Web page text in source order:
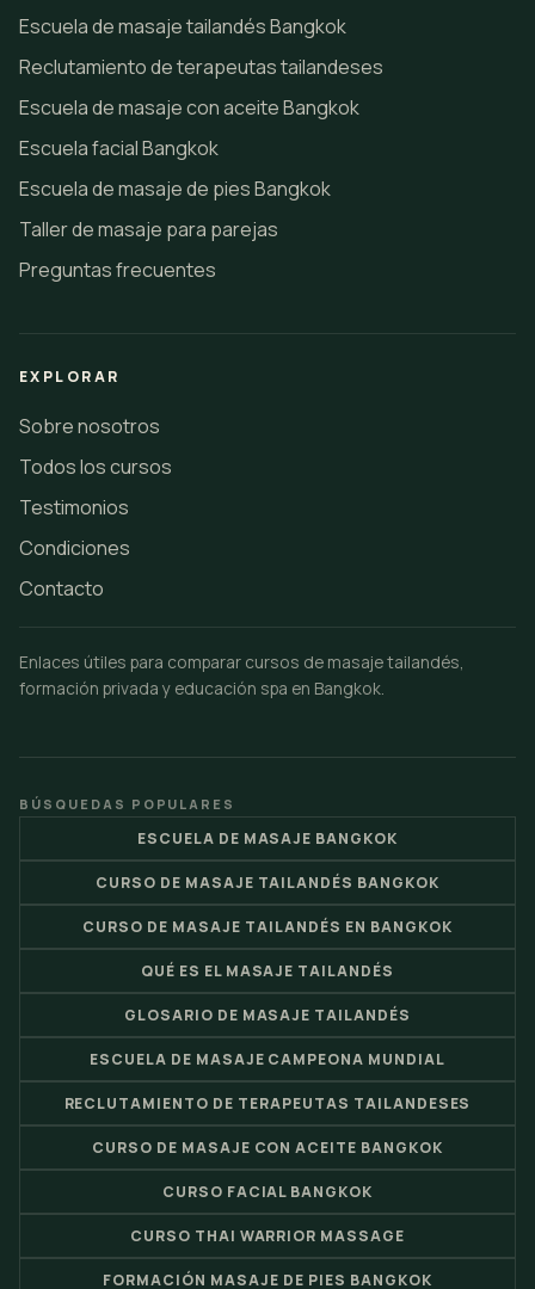
Escuela de masaje tailandés Bangkok
Reclutamiento de terapeutas tailandeses
Escuela de masaje con aceite Bangkok
Escuela facial Bangkok
Escuela de masaje de pies Bangkok
Taller de masaje para parejas
Preguntas frecuentes
EXPLORAR
Sobre nosotros
Todos los cursos
Testimonios
Condiciones
Contacto
Enlaces útiles para comparar cursos de masaje tailandés,
formación privada y educación spa en Bangkok.
BÚSQUEDAS POPULARES
ESCUELA DE MASAJE BANGKOK
CURSO DE MASAJE TAILANDÉS BANGKOK
CURSO DE MASAJE TAILANDÉS EN BANGKOK
QUÉ ES EL MASAJE TAILANDÉS
GLOSARIO DE MASAJE TAILANDÉS
ESCUELA DE MASAJE CAMPEONA MUNDIAL
RECLUTAMIENTO DE TERAPEUTAS TAILANDESES
CURSO DE MASAJE CON ACEITE BANGKOK
CURSO FACIAL BANGKOK
CURSO THAI WARRIOR MASSAGE
FORMACIÓN MASAJE DE PIES BANGKOK